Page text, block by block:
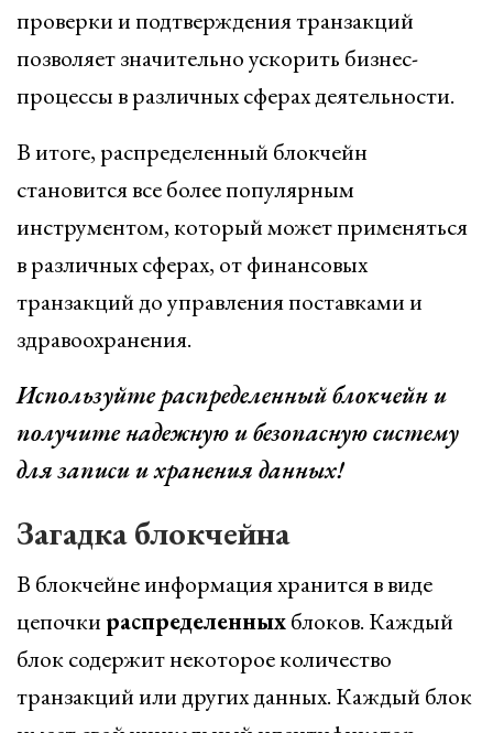
проверки и подтверждения транзакций
позволяет значительно ускорить бизнес-
процессы в различных сферах деятельности.
В итоге, распределенный блокчейн
становится все более популярным
инструментом, который может применяться
в различных сферах, от финансовых
транзакций до управления поставками и
здравоохранения.
Используйте распределенный блокчейн и
получите надежную и безопасную систему
для записи и хранения данных!
Загадка блокчейна
В блокчейне информация хранится в виде
цепочки распределенныхблоков. Каждый
блок содержит некоторое количество
транзакций или других данных. Каждый блок